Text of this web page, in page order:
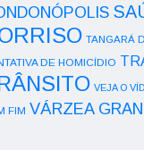
TANGARÁ
DE HOMICÍDIO
VEJA O
FIM VÁRZEA